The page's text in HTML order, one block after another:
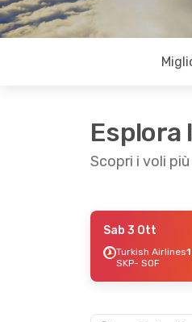
Esplora
Scopri i voli
- Dom 13 Set
1 Scalo
Sab 3 Ott
Turkish Airlines
SKP- SOF